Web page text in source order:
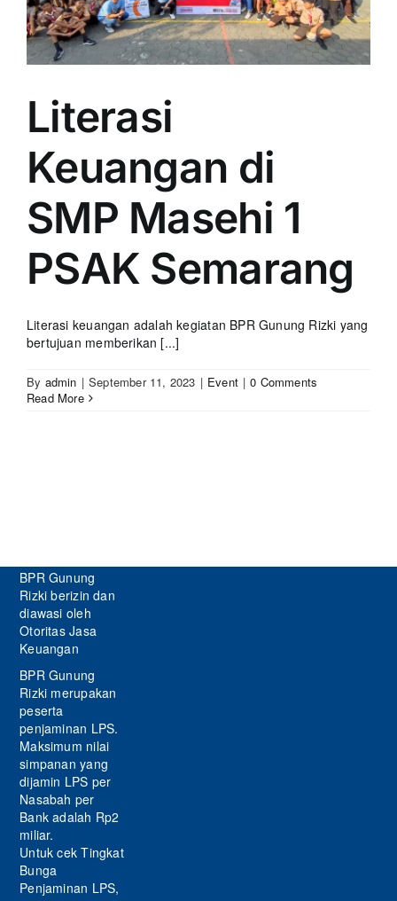
Literasi
Keuangan di
SMP Masehi 1
PSAK Semarang
Literasi keuangan adalah kegiatan BPR Gunung Rizki yang
bertujuan memberikan [...]
By admin | September 11, 2023 | Event | 0 Comments
Read More
BPR Gunung
Rizki berizin dan
diawasi oleh
Otoritas Jasa
Keuangan
BPR Gunung
Rizki merupakan
peserta
penjaminan LPS.
Maksimum nilai
simpanan yang
dijamin LPS per
Nasabah per
Bank adalah Rp2
miliar.
Untuk cek Tingkat
Bunga
Penjaminan LPS,